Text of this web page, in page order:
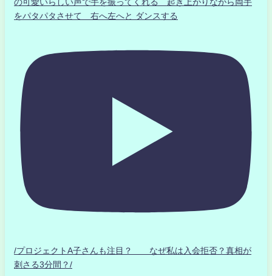
の可愛いらしい声で手を振ってくれる 起き上がりながら両手
をパタパタさせて 右へ左へと ダンスする
/プロジェクトA子さんも注目？ なぜ私は入会拒否？真相が
刺さる3分間？/